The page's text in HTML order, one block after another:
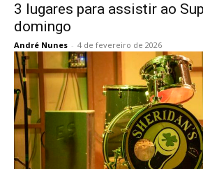
3 lugares para assistir ao
domingo
André Nunes - 4 de fevereiro de 2026